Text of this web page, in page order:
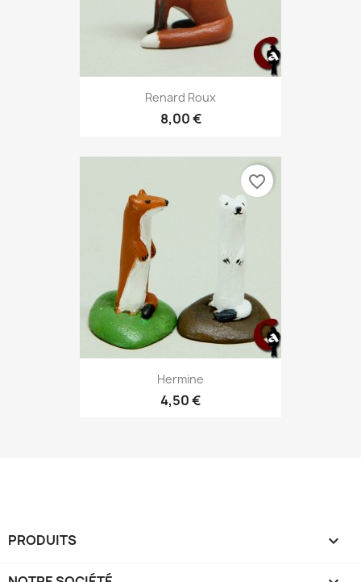
Renard Roux
8,00 €
Hermine
4,50 €
favorite_border
PRODUITS 